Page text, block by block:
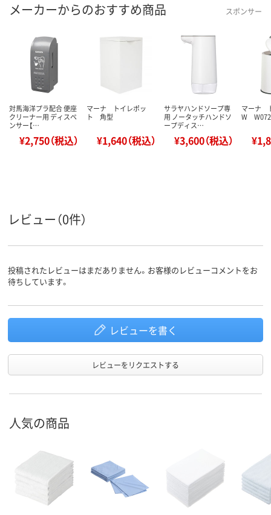
メーカーからのおすすめ商品 スポンサー
対馬海洋プラ配合 便座
クリーナー用 ディスペ
ンサー【…
¥2,750（税込）
マーナ トイレポッ
ト 角型
¥1,640（税込）
サラヤハンドソープ専
用 ノータッチハンドソ
ープディス…
¥3,600（税込）
マーナ
W
レビュー（0件）
投稿されたレビューはまだありません。お客様のレビューコメントをお
待ちしています。
レビューを書く
レビューをリクエストする
人気の商品